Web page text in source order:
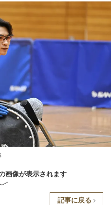
画像が表示されます
記事に戻る